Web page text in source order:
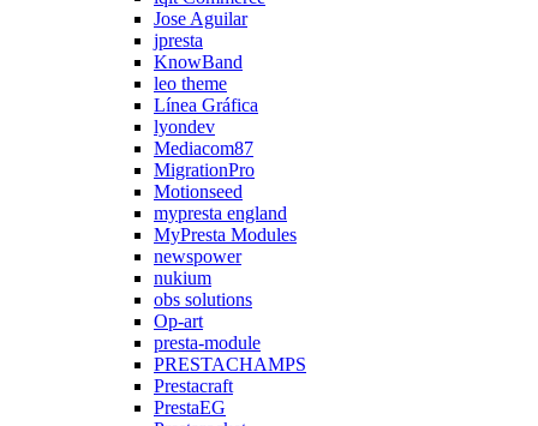
Jose Aguilar
jpresta
KnowBand
leo theme
Línea Gráfica
lyondev
Mediacom87
MigrationPro
Motionseed
mypresta england
MyPresta Modules
newspower
nukium
obs solutions
Op-art
presta-module
PRESTACHAMPS
Prestacraft
PrestaEG